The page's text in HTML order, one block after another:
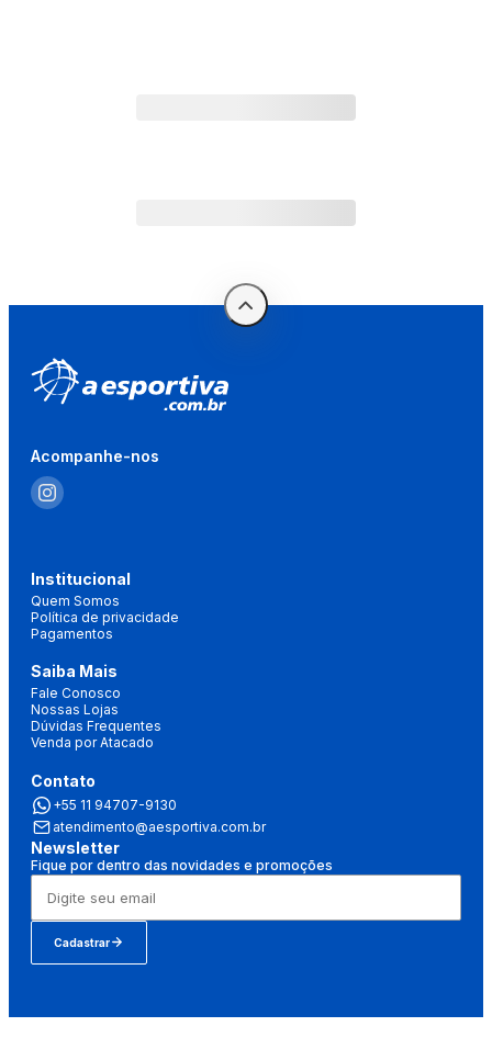
Acompanhe-nos
Institucional
Quem Somos
Política de privacidade
Pagamentos
Saiba Mais
Fale Conosco
Nossas Lojas
Dúvidas Frequentes
Venda por Atacado
Contato
+55 11 94707-9130
atendimento@aesportiva.com.br
Newsletter
Fique por dentro das novidades e promoções
Cadastrar